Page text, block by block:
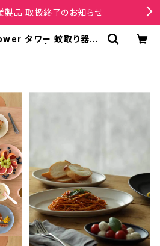
製品 取扱終了のお知らせ
タワー 蚊取り器カ